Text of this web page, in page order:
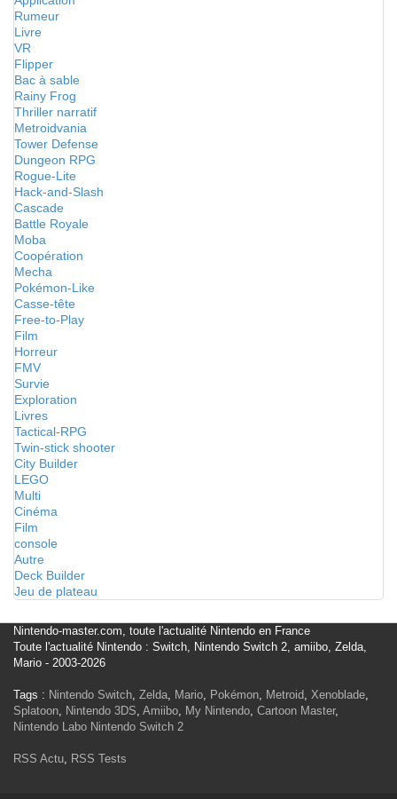
Rumeur
Livre
VR
Flipper
Bac à sable
Rainy Frog
Thriller narratif
Metroidvania
Tower Defense
Dungeon RPG
Rogue-Lite
Hack-and-Slash
Cascade
Battle Royale
Moba
Coopération
Mecha
Pokémon-Like
Casse-tête
Free-to-Play
Film
Horreur
FMV
Survie
Exploration
Livres
Tactical-RPG
Twin-stick shooter
City Builder
LEGO
Multi
Cinéma
Film
console
Autre
Deck Builder
Jeu de plateau
Nintendo-master.com, toute l'actualité Nintendo en France
Toute l'actualité Nintendo : Switch, Nintendo Switch 2, amiibo, Zelda,
Mario - 2003-2026
Tags : Nintendo Switch, Zelda, Mario, Pokémon, Metroid, Xenoblade,
Splatoon, Nintendo 3DS, Amiibo, My Nintendo, Cartoon Master,
Nintendo Labo Nintendo Switch 2
RSS Actu, RSS Tests